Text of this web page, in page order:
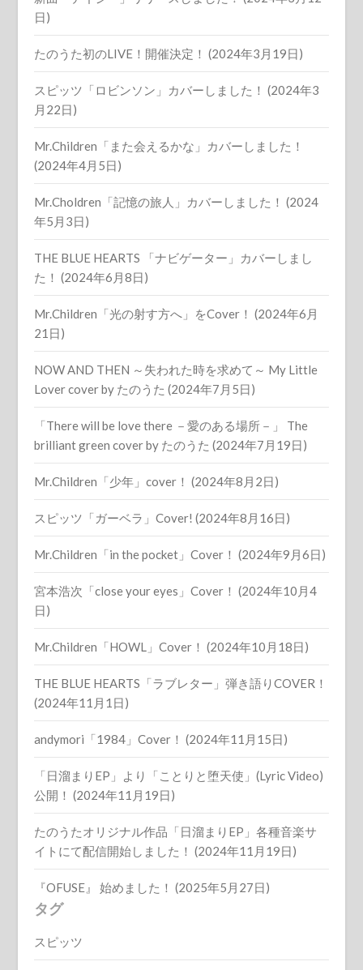
日)
たのうた初のLIVE！開催決定！ (2024年3月19日)
スピッツ「ロビンソン」カバーしました！ (2024年3
月22日)
Mr.Children「また会えるかな」カバーしました！
(2024年4月5日)
Mr.Choldren「記憶の旅人」カバーしました！ (2024
年5月3日)
THE BLUE HEARTS 「ナビゲーター」カバーしまし
た！ (2024年6月8日)
Mr.Children「光の射す方へ」をCover！ (2024年6月
21日)
NOW AND THEN ～失われた時を求めて～ My Little
Lover cover by たのうた (2024年7月5日)
「There will be love there －愛のある場所－」 The
brilliant green cover by たのうた (2024年7月19日)
Mr.Children「少年」cover！ (2024年8月2日)
スピッツ「ガーベラ」Cover! (2024年8月16日)
Mr.Children「in the pocket」Cover！ (2024年9月6日)
宮本浩次「close your eyes」Cover！ (2024年10月4
日)
Mr.Children「HOWL」Cover！ (2024年10月18日)
THE BLUE HEARTS「ラブレター」弾き語りCOVER！
(2024年11月1日)
andymori「1984」Cover！ (2024年11月15日)
「日溜まりEP」より「ことりと堕天使」(Lyric Video)
公開！ (2024年11月19日)
たのうたオリジナル作品「日溜まりEP」各種音楽サ
イトにて配信開始しました！ (2024年11月19日)
『OFUSE』 始めました！ (2025年5月27日)
タグ
スピッツ